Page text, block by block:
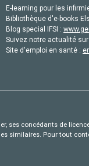
E-learning pour les
Bibliothèque d'e-books
Blog special IFSI :
Suivez notre actualité
Site d'emploi en santé :
ses concédants de
similaires. Pour tout